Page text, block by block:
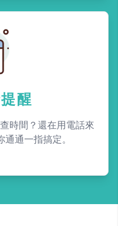
醒
時間？還在用電話來
通一指搞定。